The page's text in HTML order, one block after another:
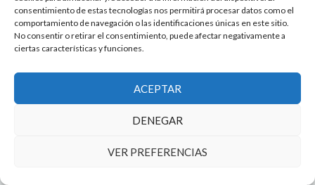
consentimiento de estas tecnologías nos permitirá procesar datos como el
comportamiento de navegación o las identificaciones únicas en este sitio.
No consentir o retirar el consentimiento, puede afectar negativamente a
ciertas características y funciones.
ACEPTAR
DENEGAR
VER PREFERENCIAS